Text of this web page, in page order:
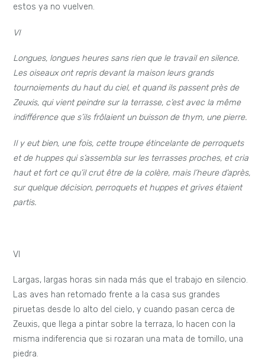
estos ya no vuelven.
VI
Longues, longues heures sans rien que le travail en silence.
Les oiseaux ont repris devant la maison leurs grands
tournoiements du haut du ciel, et quand ils passent près de
Zeuxis, qui vient peindre sur la terrasse, c’est avec la même
indifférence que s’ils frôlaient un buisson de thym, une pierre.
Il y eut bien, une fois, cette troupe étincelante de perroquets
et de huppes qui s’assembla sur les terrasses proches, et cria
haut et fort ce qu’il crut être de la colère, mais l’heure d’après,
sur quelque décision, perroquets et huppes et grives étaient
partis.
VI
Largas, largas horas sin nada más que el trabajo en silencio.
Las aves han retomado frente a la casa sus grandes
piruetas desde lo alto del cielo, y cuando pasan cerca de
Zeuxis, que llega a pintar sobre la terraza, lo hacen con la
misma indiferencia que si rozaran una mata de tomillo, una
piedra.